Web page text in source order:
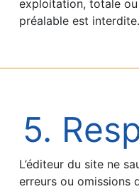
exploitation, totale
préalable est interdite.
5.
L’éditeur du site ne
erreurs ou omissions